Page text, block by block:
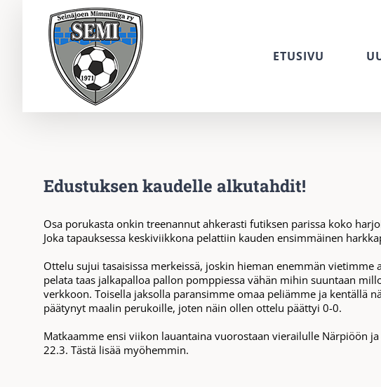
ETUSIVU
Edustuksen kaudelle alkutahdit!
Osa porukasta onkin treenannut ahkerasti futiksen parissa koko
Joka tapauksessa keskiviikkona pelattiin kauden ensimmäinen
Ottelu sujui tasaisissa merkeissä, joskin hieman enemmän
pelata taas jalkapalloa pallon pomppiessa vähän mihin suuntaan
verkkoon. Toisella jaksolla paransimme omaa peliämme ja kentällä
päätynyt maalin perukoille, joten näin ollen ottelu päättyi 0-0.
Matkaamme ensi viikon lauantaina vuorostaan vierailulle Närpiöön
22.3. Tästä lisää myöhemmin.